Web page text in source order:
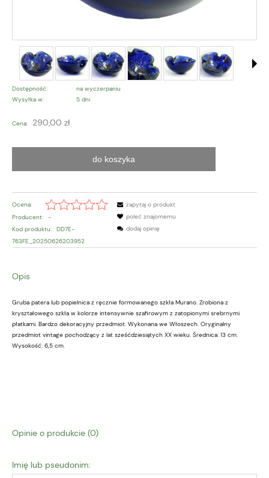
Dostępność:
na wyczerpaniu
Wysyłka w:
5 dni
Cena: 290,00 zł
do koszyka
Ocena:
Producent:
-
Kod produktu:
DD7E-
763FE_20250626203952
zapytaj o produkt
poleć znajomemu
dodaj opinię
Opis
Gruba patera lub popielnica z ręcznie formowanego szkła Murano. Zrobiona z
kryształowego szkła w kolorze intensywnie szafirowym z zatopionymi srebrnymi
płatkami. Bardzo dekoracyjny przedmiot. Wykonana we Włoszech. Oryginalny
przedmiot vintage pochodzący z lat sześćdziesiątych XX wieku. Średnica: 13 cm.
Wysokość: 6,5 cm.
Opinie o produkcie (0)
Imię lub pseudonim: